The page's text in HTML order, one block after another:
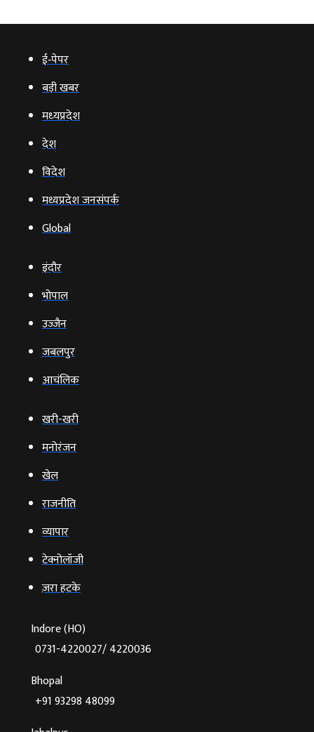
ई‑पेपर
बड़ी खबर
मध्‍यप्रदेश
देश
विदेश
मध्यप्रदेश जनसंपर्क
Global
इंदौर
भोपाल
उज्‍जैन
जबलपुर
आचंलिक
खरी-खरी
मनोरंजन
खेल
राजनीति
व्‍यापार
टेक्‍नोलॉजी
ज़रा हटके
Indore (HO)
0731-4220027/ 4220036
Bhopal
+91 93298 48099